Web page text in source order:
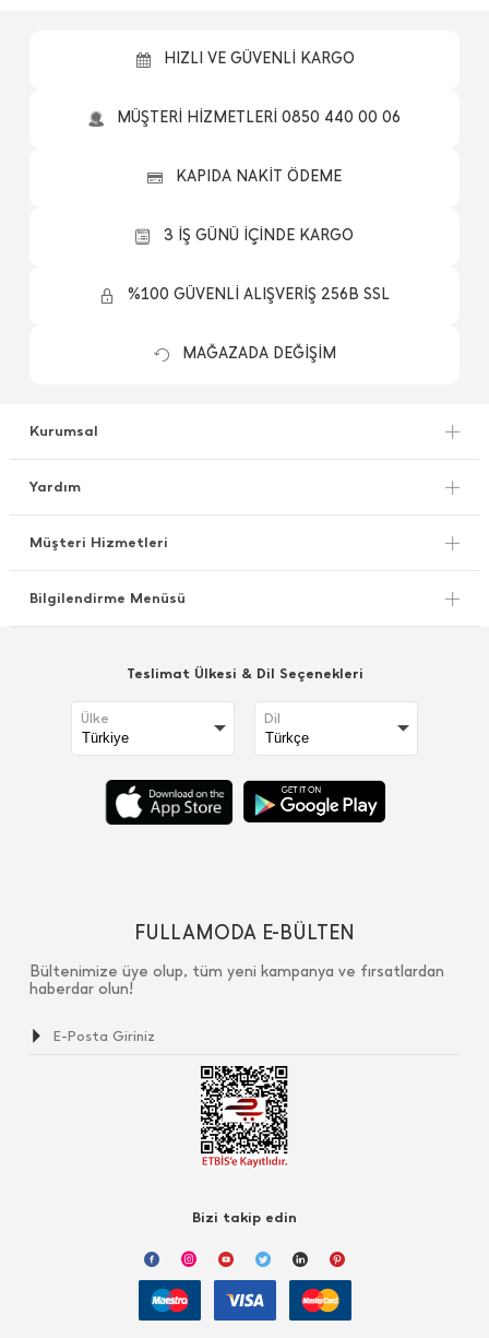
HIZLI VE GÜVENLİ KARGO
MÜŞTERİ HİZMETLERİ 0850 440 00 06
KAPIDA NAKİT ÖDEME
3 İŞ GÜNÜ İÇİNDE KARGO
%100 GÜVENLİ ALIŞVERİŞ 256B SSL
MAĞAZADA DEĞİŞİM
Kurumsal
Yardım
Müşteri Hizmetleri
Bilgilendirme Menüsü
Teslimat Ülkesi & Dil Seçenekleri
Ülke Dil
FULLAMODA E-BÜLTEN
Bültenimize üye olup, tüm yeni kampanya ve fırsatlardan
haberdar olun!
Bizi takip edin